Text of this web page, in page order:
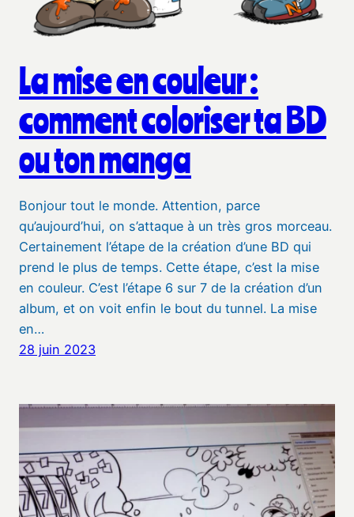
La mise en couleur :
comment coloriser ta BD
ou ton manga
Bonjour tout le monde. Attention, parce
qu’aujourd’hui, on s’attaque à un très gros morceau.
Certainement l’étape de la création d’une BD qui
prend le plus de temps. Cette étape, c’est la mise
en couleur. C’est l’étape 6 sur 7 de la création d’un
album, et on voit enfin le bout du tunnel. La mise
en…
28 juin 2023